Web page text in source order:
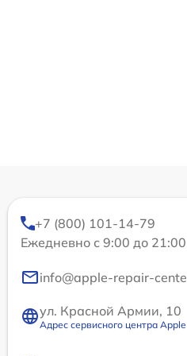
+7 (800) 101-14-79
Ежедневно с 9:00 до 21:00
info@apple-repair-
ул. Красной Армии, 10
Адрес сервисного центра Apple